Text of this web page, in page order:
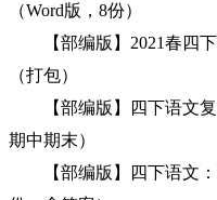
（Word版，8份）
【部编版】2021春四下
（打包）
【部编版】四下语文复
期中期末）
【部编版】四下语文：